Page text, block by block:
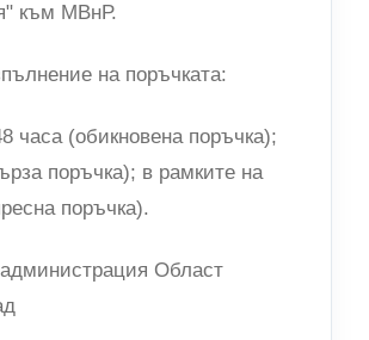
към МВнР.
на поръчката:
часа (обикновена поръчка);
поръчка); в рамките на
поръчка).
Област